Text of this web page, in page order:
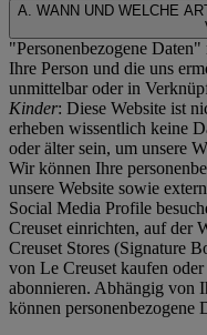
A. WANN UND WELCHE
"Personenbezogene
Ihre Person und die uns
unmittelbar oder in
Kinder: Diese Website ist
erheben wissentlich keine
oder älter sein, um unsere
Wir können Ihre
unsere Website sowie
Social Media Profile
Creuset einrichten, auf der
Creuset Stores (Signature
von Le Creuset kaufen
abonnieren. Abhängig von
können personenbezogene